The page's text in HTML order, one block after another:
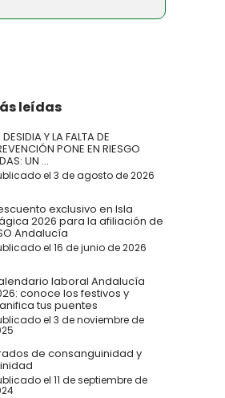
leídas
DESIDIA Y LA FALTA DE
PONE EN RIESGO
UN ...
el 3 de agosto de 2026
exclusivo en Isla
2026 para la afiliación de
Andalucía
el 16 de junio de 2026
laboral Andalucía
conoce los festivos y
tus puentes
el 3 de noviembre de
de consanguinidad y
el 11 de septiembre de